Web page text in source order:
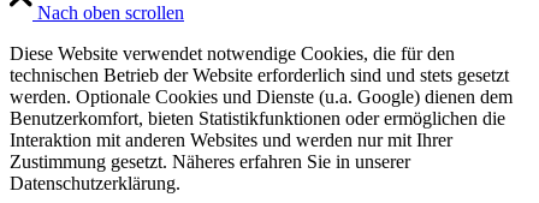
Nach oben scrollen
Diese Website verwendet notwendige Cookies, die für den
technischen Betrieb der Website erforderlich sind und stets gesetzt
werden. Optionale Cookies und Dienste (u.a. Google) dienen dem
Benutzerkomfort, bieten Statistikfunktionen oder ermöglichen die
Interaktion mit anderen Websites und werden nur mit Ihrer
Zustimmung gesetzt. Näheres erfahren Sie in unserer
Datenschutzerklärung.